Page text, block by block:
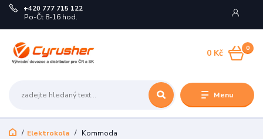
Menu
+420 777 715 122
Po-Čt 8-16 hod.
0
0 Kč
Elektrokola Kommoda